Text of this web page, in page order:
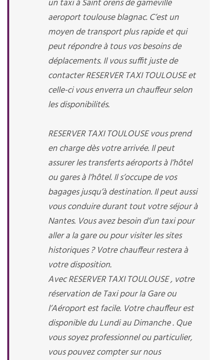
un taxi à Saint orens de gameville
aeroport toulouse blagnac. C’est un
moyen de transport plus rapide et qui
peut répondre à tous vos besoins de
déplacements. Il vous suffit juste de
contacter RESERVER TAXI TOULOUSE et
celle-ci vous enverra un chauffeur selon
les disponibilités.
RESERVER TAXI TOULOUSE vous prend
en charge dès votre arrivée. Il peut
assurer les transferts aéroports à l’hôtel
ou gares à l’hôtel. Il s’occupe de vos
bagages jusqu’à destination. Il peut aussi
vous conduire durant tout votre séjour à
Nantes. Vous avez besoin d’un taxi pour
aller a la gare ou pour visiter les sites
historiques ? Votre chauffeur restera à
votre disposition.
Avec RESERVER TAXI TOULOUSE , votre
réservation de Taxi pour la Gare ou
l’Aéroport est facile. Votre chauffeur est
disponible du Lundi au Dimanche . Que
vous soyez professionnel ou particulier,
vous pouvez compter sur nous